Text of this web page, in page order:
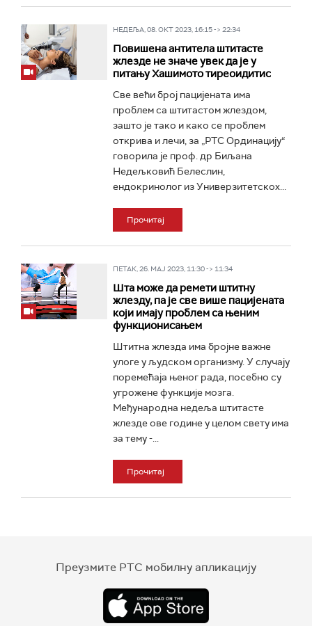
НЕДЕЉА, 08. ОКТ 2023, 16:15 -> 22:34
Повишена антитела штитасте
жлезде не значе увек да је у
питању Хашимото тиреоидитис
Све већи број пацијената има
проблем са штитастом жлездом,
зашто је тако и како се проблем
открива и лечи, за „РТС Ординацију“
говорила је проф. др Биљана
Недељковић Белеслин,
ендокринолог из Универзитетскох...
Прочитај
ПЕТАК, 26. МАЈ 2023, 11:30 -> 11:34
Шта може да ремети штитну
жлезду, па је све више пацијената
који имају проблем са њеним
функционисањем
Штитна жлезда има бројне важне
улоге у људском организму. У случају
поремећаја њеног рада, посебно су
угрожене функције мозга.
Међународна недеља штитасте
жлезде ове године у целом свету има
за тему -...
Прочитај
Преузмите РТС мобилну апликацију